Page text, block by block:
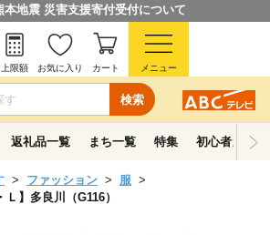
本地震 災害支援寄付受付について
検索
上限額 お気に入り カート メニュー
返礼品一覧 まち一覧 特集 初心者ガイド
ファッション
服
】多良川（G116）